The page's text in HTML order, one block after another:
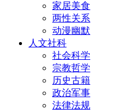
家居美食
两性关系
动漫幽默
人文社科
社会科学
宗教哲学
历史古籍
政治军事
法律法规